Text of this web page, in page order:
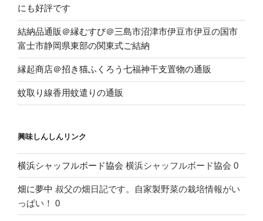
にも好評です
結納品通販＠縁むすび＠三島市沼津市伊豆市伊豆の国市
富士市静岡県東部の関東式ご結納
縁起商店＠招き猫ふくろう七福神干支置物の通販
蚊取り線香用蚊遣りの通販
興味しんしんリンク
横浜シャッフルボード協会 横浜シャッフルボード協会 0
畑に夢中 叔父の畑日記です。自家製野菜の栽培情報がい
っぱい！ 0